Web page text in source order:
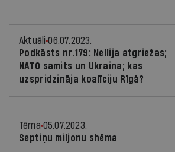
Aktuāli 06.07.2023.
Podkāsts nr.179: Nellija atgriežas;
NATO samits un Ukraina; kas
uzspridzināja koalīciju Rīgā?
Tēma 05.07.2023.
Septiņu miljonu shēma